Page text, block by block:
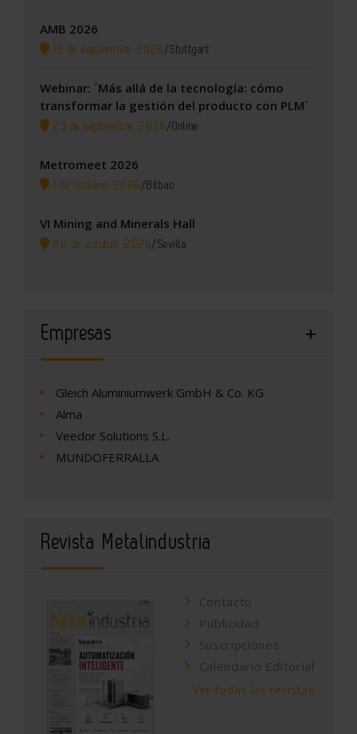
AMB 2026
15 de septiembre, 2026 /Stuttgart
Webinar: ´Más allá de la tecnología: cómo
transformar la gestión del producto con PLM´
23 de septiembre, 2026 /Online
Metromeet 2026
1 de octubre, 2026 / Bilbao
VI Mining and Minerals Hall
20 de octubre, 2026/ Sevilla
Empresas
Gleich Aluminiumwerk GmbH & Co. KG
Alma
Veedor Solutions S.L.
MUNDOFERRALLA
Revista Metalindustria
Contacto
Publicidad
Suscripciones
Calendario Editorial
Ver todas las revistas